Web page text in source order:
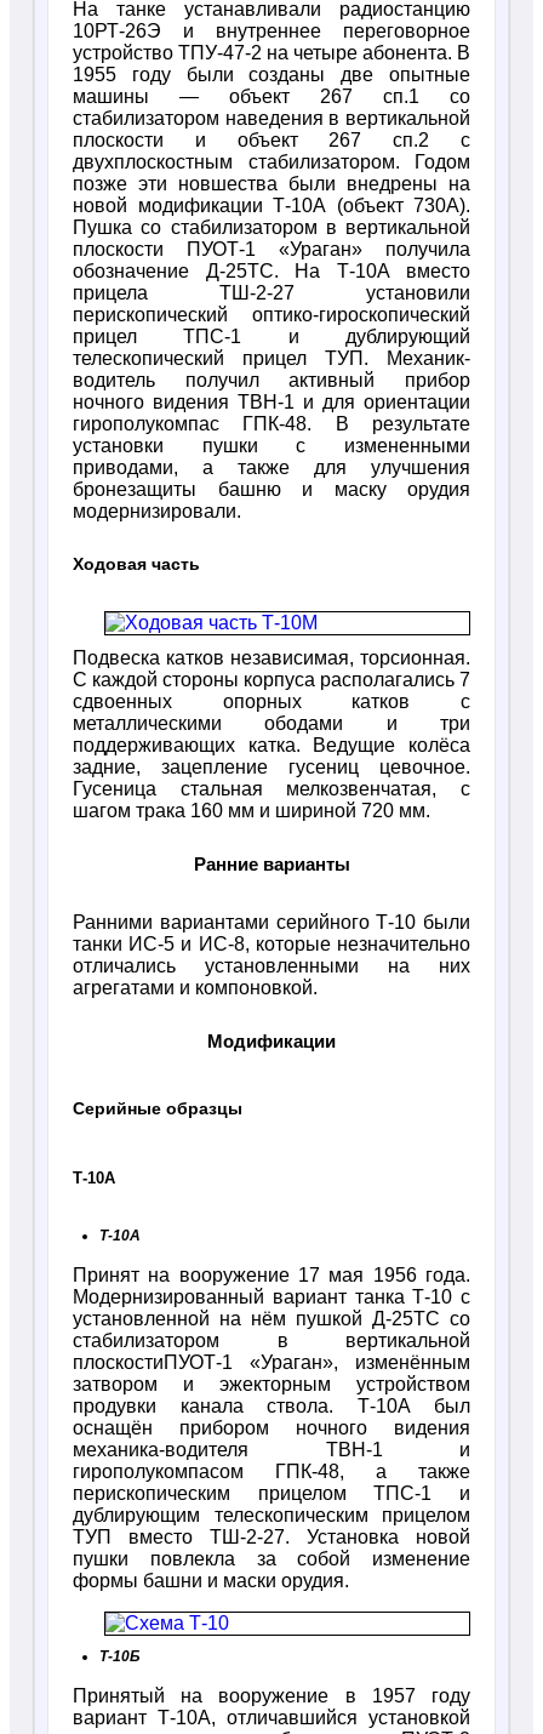
На танке устанавливали радиостанцию
10РТ-26Э и внутреннее переговорное
устройство ТПУ-47-2 на четыре абонента. В
1955 году были созданы две опытные
машины — объект 267 сп.1 со
стабилизатором наведения в вертикальной
плоскости и объект 267 сп.2 с
двухплоскостным стабилизатором. Годом
позже эти новшества были внедрены на
новой модификации Т-10А (объект 730А).
Пушка со стабилизатором в вертикальной
плоскости ПУОТ-1 «Ураган» получила
обозначение Д-25ТС. На Т-10А вместо
прицела ТШ-2-27 установили
перископический оптико-гироскопический
прицел ТПС-1 и дублирующий
телескопический прицел ТУП. Механик-
водитель получил активный прибор
ночного видения ТВН-1 и для ориентации
гирополукомпас ГПК-48. В результате
установки пушки с измененными
приводами, а также для улучшения
бронезащиты башню и маску орудия
модернизировали.
Ходовая часть
Подвеска катков независимая, торсионная.
С каждой стороны корпуса располагались 7
сдвоенных опорных катков с
металлическими ободами и три
поддерживающих катка. Ведущие колёса
задние, зацепление гусениц цевочное.
Гусеница стальная мелкозвенчатая, с
шагом трака 160 мм и шириной 720 мм.
Ранние варианты
Ранними вариантами серийного Т-10 были
танки ИС-5 и ИС-8, которые незначительно
отличались установленными на них
агрегатами и компоновкой.
Модификации
Серийные образцы
Т-10А
Т-10А
Принят на вооружение 17 мая 1956 года.
Модернизированный вариант танка Т-10 с
установленной на нём пушкой Д-25ТС со
стабилизатором в вертикальной
плоскостиПУОТ-1 «Ураган», изменённым
затвором и эжекторным устройством
продувки канала ствола. Т-10А был
оснащён прибором ночного видения
механика-водителя ТВН-1 и
гирополукомпасом ГПК-48, а также
перископическим прицелом ТПС-1 и
дублирующим телескопическим прицелом
ТУП вместо ТШ-2-27. Установка новой
пушки повлекла за собой изменение
формы башни и маски орудия.
Т-10Б
Принятый на вооружение в 1957 году
вариант Т-10А, отличавшийся установкой